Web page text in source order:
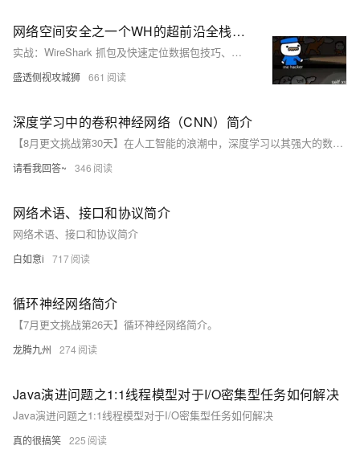
网络空间安全之一个WH的超前沿全栈技术深入学习之路(9）：WireShark 简介和抓包原理及实战过程一条龙全线分析——就怕你学成黑客啦！
实战：WireShark 抓包及快速定位数据包技巧、使用 WireShark 对常用协议抓包并分析原理 、WireShark 抓包解决服务器被黑上不了网等具体操作详解步骤；精典图示举例说明、注意点及常见报错问题所对应的解决方法IKUN和I原们你这要是学不会我直接退出江湖；好吧！！！
盛透侧视攻城狮 661
深度学习中的卷积神经网络（CNN）简介
【8月更文挑战第30天】在人工智能的浪潮中，深度学习以其强大的数据处理能力成为时代的宠儿。本文将深入浅出地介绍深度学习的一个重要分支——卷积神经网络（CNN），并探讨其如何在图像识别等领域大放异彩。通过实例，我们将一窥CNN的神秘面纱，理解其背后的原理，并探索如何利用这一工具解锁数据的深层价值。
请看我回答~ 346
网络术语、接口和协议简介
网络术语、接口和协议简介
白如意i 717
循环神经网络简介
【7月更文挑战第26天】循环神经网络简介。
龙腾九州 274
Java演进问题之1:1线程模型对于I/O密集型任务如何解决
Java演进问题之1:1线程模型对于I/O密集型任务如何解决
真的很搞笑 225